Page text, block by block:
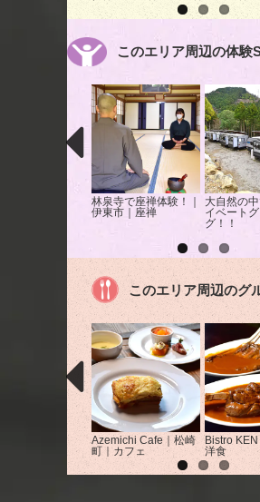
このエリア周辺の体験
林泉寺で座禅体験！｜
伊東市｜座禅
大自然の
イベート
グ！！
このエリア周辺のグ
Azemichi Cafe｜松崎
町｜カフェ
Bistro KEN
洋食